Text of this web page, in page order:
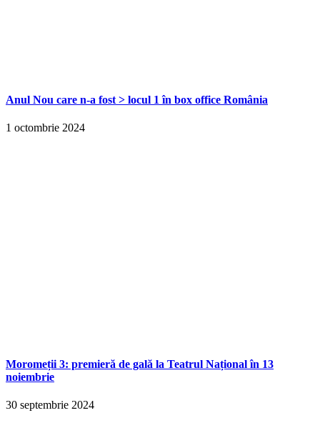
Anul Nou care n-a fost > locul 1 în box office România
1 octombrie 2024
Moromeții 3: premieră de gală la Teatrul Național în 13
noiembrie
30 septembrie 2024